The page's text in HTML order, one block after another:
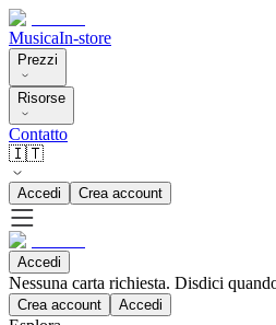
MusicaIn-store
Prezzi
Risorse
Contatto
🇮🇹
Accedi Crea account
Accedi
Nessuna carta richiesta. Disdici
Crea account Accedi